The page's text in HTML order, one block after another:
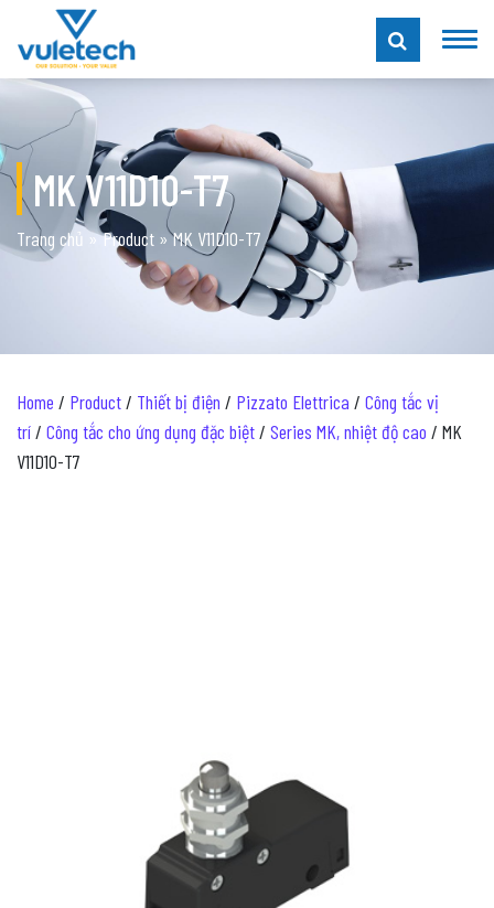
MK V11D10-T7
Trang chủ »Product »MK V11D10-T7
Home / Product/ Thiết bị điện / Pizzato Elettrica / Công tắc vị
trí/ Công tắc cho ứng dụng đặc biệt/ Series MK, nhiệt độ cao / MK
V11D10-T7